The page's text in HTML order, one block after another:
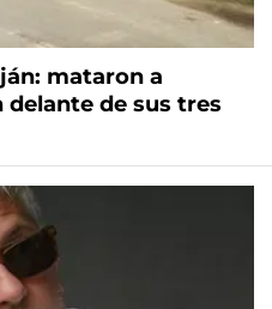
mataron a
delante de sus tres